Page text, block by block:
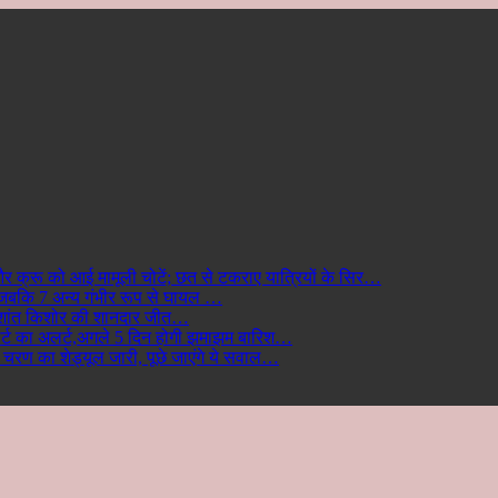
क्रू को आई मामूली चोटें; छत से टकराए यात्रियों के सिर…
जबकि 7 अन्य गंभीर रूप से घायल …
किशोर की शानदार जीत…
का अलर्ट,अगले 5 दिन होगी झमाझम बारिश…
का शेड्यूल जारी, पूछे जाएंगे ये सवाल…